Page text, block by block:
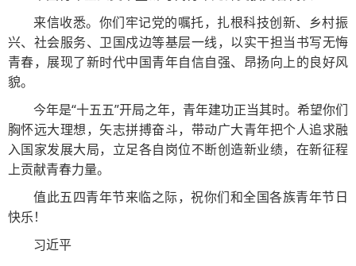
来信收悉。你们牢记党的嘱托，扎根科技创新、乡村振
兴、社会服务、卫国戍边等基层一线，以实干担当书写无悔
青春，展现了新时代中国青年自信自强、昂扬向上的良好风
貌。
今年是“十五五”开局之年，青年建功正当其时。希望你们
胸怀远大理想，矢志拼搏奋斗，带动广大青年把个人追求融
入国家发展大局，立足各自岗位不断创造新业绩，在新征程
上贡献青春力量。
值此五四青年节来临之际，祝你们和全国各族青年节日
快乐！
习近平